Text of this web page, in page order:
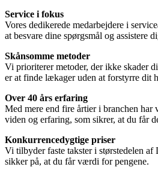
Service i fokus
Vores dedikerede medarbejdere i
at besvare dine spørgsmål og assistere
Skånsomme metoder
Vi prioriterer metoder, der ikke skader
er at finde lækager uden at forstyrre dit
Over 40 års erfaring
Med mere end fire årtier i branchen har
viden og erfaring, som sikrer, at du får
Konkurrencedygtige priser
Vi tilbyder faste takster i størstedelen
sikker på, at du får værdi for pengene.